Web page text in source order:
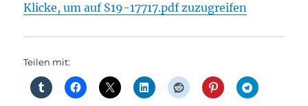
Klicke, um auf S19-17717.pdf zuzugreifen
Teilen mit: